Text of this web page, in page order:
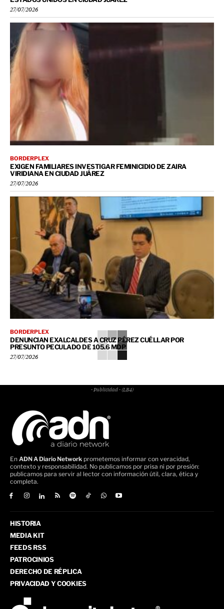
27/07/2026
BORDERPLEX
EXIGEN FAMILIARES INVESTIGAR FEMINICIDIO DE ZAIRA
VIRIDIANA EN CIUDAD JUÁREZ
27/07/2026
BORDERPLEX
DENUNCIAN EXALCALDES A CRUZ PÉREZ CUÉLLAR POR
PRESUNTO PECULADO DE 105.6 MDP
27/07/2026
- Publicidad - (LB4)
En ADN A Diario Network prometemos informar con veracidad,
contexto y responsabilidad. No publicamos por prisa ni por presión:
publicamos para servir al lector con información útil, clara, ética y
completa.
HISTORIA
MEDIA KIT
FEEDS RSS
PATROCINIOS
DERECHO DE RÉPLICA
PRIVACIDAD Y COOKIES